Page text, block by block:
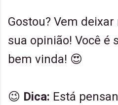
Gostou? Vem
sua opinião! Você é
bem vinda! 😍
😉 Dica: Está